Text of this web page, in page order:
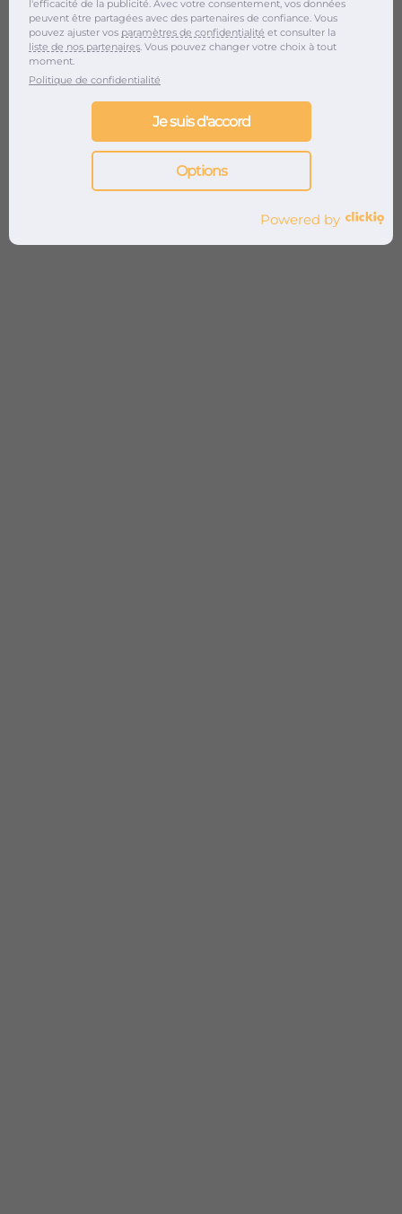
220000+
l'efficacité de la publicité. Avec votre consentement, vos données
peuvent être partagées avec des partenaires de confiance. Vous
pouvez ajuster vos paramètres de confidentialité et consulter la
liste de nos partenaires. Vous pouvez changer votre choix à tout
moment.
Politique de confidentialité
Options
Je suis d'accord
Powered by